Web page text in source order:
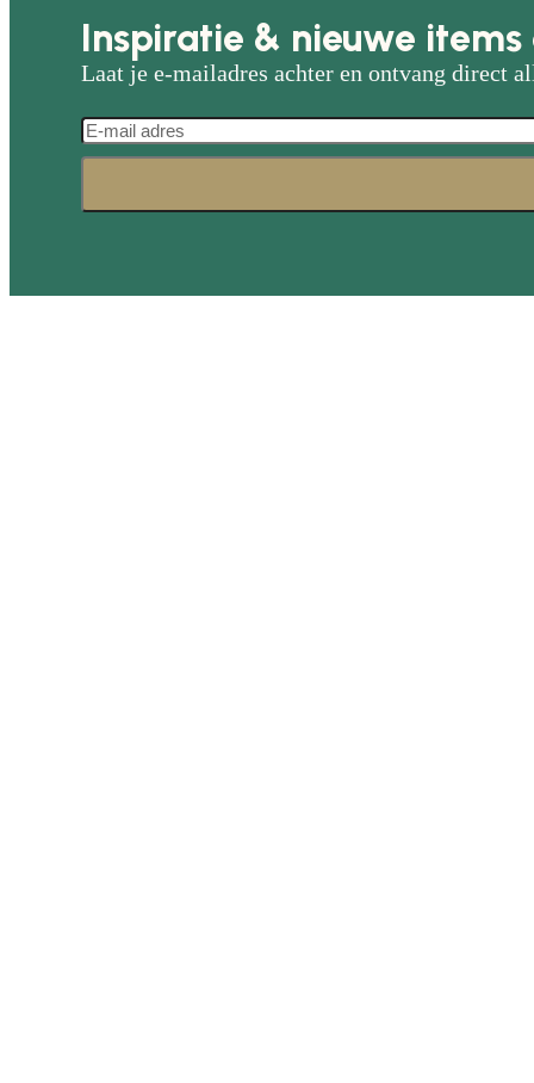
Inspiratie & nieuwe
Laat je e-mailadres achter en ontvang direct